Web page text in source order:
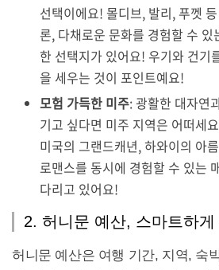
선택이에요! 몰디브, 발리, 푸껫
론, 다채로운 문화를 경험할 수 있
한 선택지가 있어요! 우기와 건기
을 세우는 것이 포인트예요!
모험 가득한 미주: 광활한 대자연
기고 싶다면 미주 지역은 어떠세
미국의 그랜드캐년, 하와이의 아
로맨스를 동시에 경험할 수 있는
다리고 있어요!
2. 허니문 예산, 스마트하게
허니문 예산은 여행 기간, 지역, 숙